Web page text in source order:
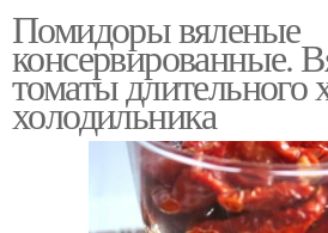
Помидоры вяленые
консервированные.
томаты длительного
холодильника